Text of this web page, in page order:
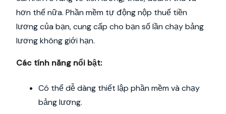
hơn thế nữa. Phần mềm tự động nộp thuế tiền
lương của bạn, cung cấp cho bạn số lần chạy bảng
lương không giới hạn.
Các tính năng nổi bật:
Có thể dễ dàng thiết lập phần mềm và chạy
bảng lương.